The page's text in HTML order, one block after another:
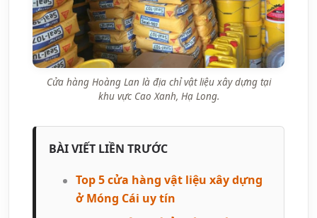
Cửa hàng Hoàng Lan là địa chỉ vật liệu xây dựng tại
khu vực Cao Xanh, Hạ Long.
BÀI VIẾT LIỀN TRƯỚC
Top 5 cửa hàng vật liệu xây dựng
ở Móng Cái uy tín